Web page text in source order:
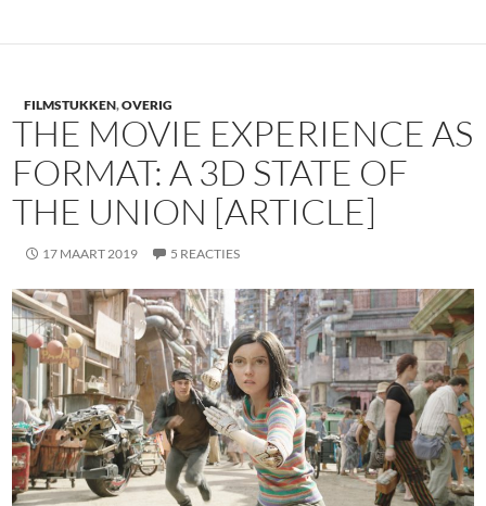
FILMSTUKKEN,OVERIG
THE MOVIE EXPERIENCE AS
FORMAT: A 3D STATE OF
THE UNION [ARTICLE]
17 MAART 2019 5 REACTIES